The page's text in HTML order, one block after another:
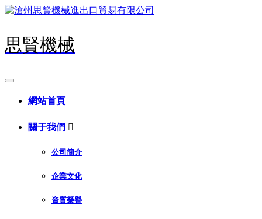
思賢機械
網站首頁
關于我們 
公司簡介
企業文化
資質榮譽